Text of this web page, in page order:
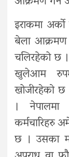
इराकमा
बेला आक्रमण
चलिरहेको छ
खुलेआम
खोजीरहेको
। नेपालमा
कर्मचारिहरु
छ । उसका